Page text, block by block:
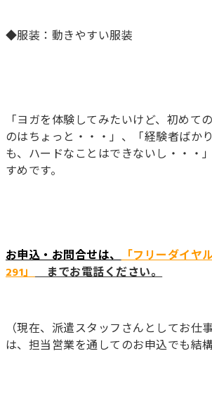
◆服装：動きやすい服装
「ヨガを体験してみたいけど、初めて
のはちょっと・・・」、「経験者ばか
も、ハードなことはできないし・・・
すめです。
お申込・お問合せは、「フリーダイヤ
291」までお電話ください。
（現在、派遣スタッフさんとしてお仕
は、担当営業を通してのお申込でも結構